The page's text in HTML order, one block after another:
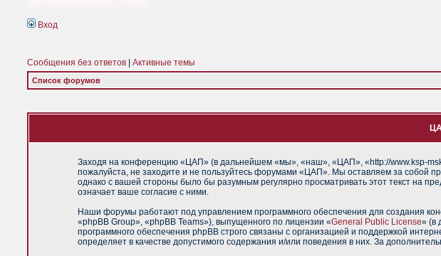
Вход
Сообщения без ответов Активные темы
Список форумов
Заходя на конференцию «ЦАП» (в дальнейшем «мы», «наш», «ЦАП», «http://www.ksp-
пожалуйста, не заходите и не пользуйтесь форумами «ЦАП». Мы оставляем за собой
однако с вашей стороны было бы разумным регулярно просматривать этот текст на
означает ваше согласие с ними.
Наши форумы работают под управлением программного обеспечения для создания
«phpBB Group», «phpBB Teams»), выпущенного по лицензии «General Public License» (в
программного обеспечения phpBB строго связаны с организацией и поддержкой
определяет в качестве допустимого содержания и/или поведения в них. За